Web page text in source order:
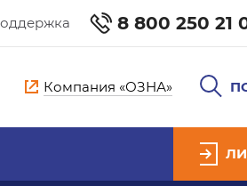
8 800 250 21
Компания «ОЗНА»